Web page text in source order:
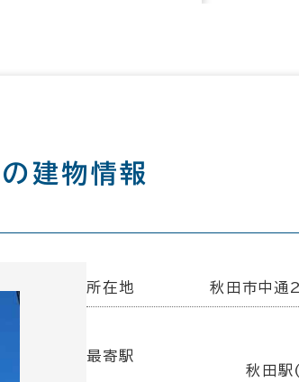
の建物情報
所在地 秋田市中
最寄駅
秋田